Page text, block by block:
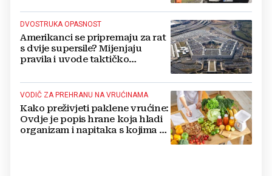
DVOSTRUKA OPASNOST
Amerikanci se pripremaju za rat
s dvije supersile? Mijenjaju
pravila i uvode taktičko
VODIČ ZA PREHRANU NA VRUĆINAMA
Kako preživjeti paklene vrućine:
Ovdje je popis hrane koja hladi
organizam i napitaka s kojima si